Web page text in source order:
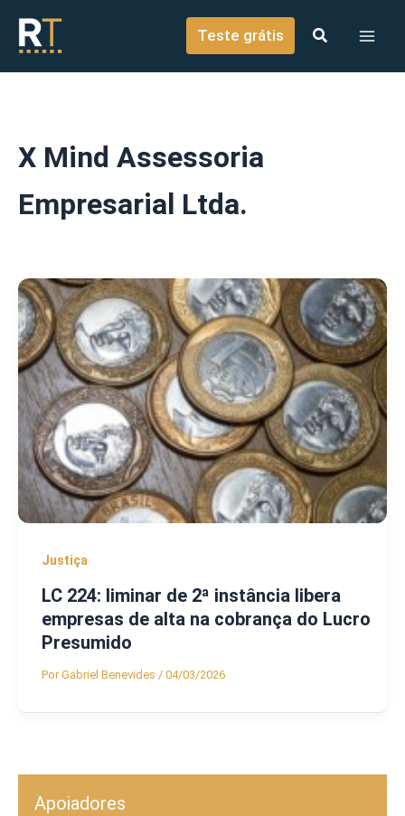
conteúdo
Teste grátis
X Mind Assessoria
Empresarial Ltda.
Justiça
LC 224: liminar de 2ª instância libera
empresas de alta na cobrança do Lucro
Presumido
PorGabriel Benevides / 04/03/2026
Apoiadores